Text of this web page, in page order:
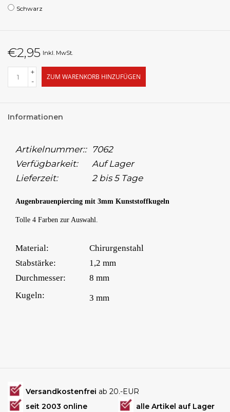
Schwarz
€2,95 Inkl. MwSt.
+
-
ZUM WARENKORB HINZUFÜGEN
Informationen
Artikelnummer:: 7062
Verfügbarkeit:
Auf Lager
Lieferzeit:
2 bis 5 Tage
Augenbrauenpiercing mit 3mm Kunststoffkugeln
Tolle 4 Farben zur Auswahl.
Material:
Chirurgenstahl
Stabstärke:
1,2 mm
Durchmesser:
8 mm
Kugeln:
3 mm
Versandkostenfrei ab 20.-EUR
seit 2003 online
alle Artikel auf Lager